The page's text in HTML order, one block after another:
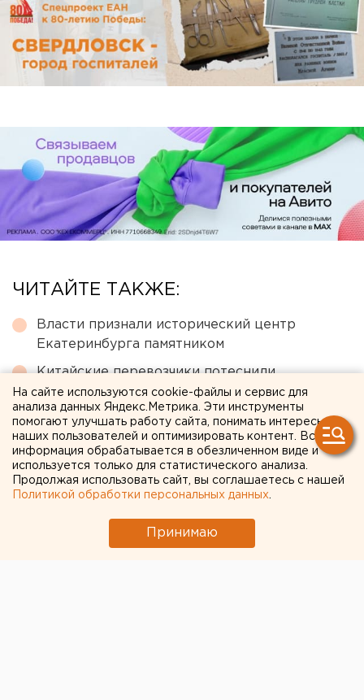
ЧИТАЙТЕ ТАКЖЕ:
Власти признали исторический центр
Екатеринбурга памятником
Китайские перевозчики потеснили
российские компании с внутреннего рынка
Очевидец рассказал про атаку на склад
Wildberries в Екатеринбурге
Как воспитать идеальную кошку —
рекомендации челябинских специалистов
ситуации в Каменске-Уральском – колонка
шеф-редактора ЕАН Артема Рябова
На сайте используются cookie-файлы и сервис для
анализа данных Яндекс.Метрика. Эти инструменты
помогают улучшать работу сайта, понимать интересы
наших пользователей и оптимизировать контент. Вся
информация обрабатывается в обезличенном виде и
используется только для статистического анализа.
Продолжая использовать сайт, вы соглашаетесь с нашей
Политикой обработки персональных данных
Принимаю